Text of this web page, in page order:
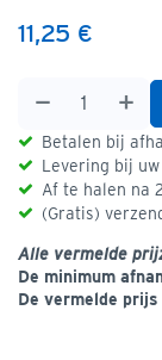
11,25 €
Betalen bij
Levering bij
Af te halen na
(Gratis)
Alle vermelde
De minimum
De vermelde